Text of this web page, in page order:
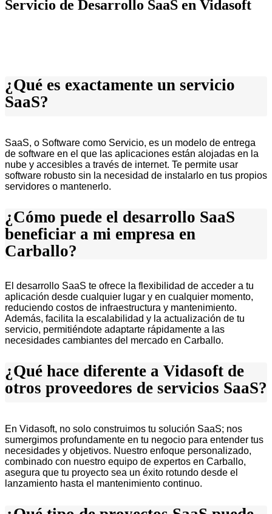
Servicio de Desarrollo SaaS en Vidasoft
¿Qué es exactamente un servicio
SaaS?
SaaS, o Software como Servicio, es un modelo de entrega
de software en el que las aplicaciones están alojadas en la
nube y accesibles a través de internet. Te permite usar
software robusto sin la necesidad de instalarlo en tus propios
servidores o mantenerlo.
¿Cómo puede el desarrollo SaaS
beneficiar a mi empresa en
Carballo?
El desarrollo SaaS te ofrece la flexibilidad de acceder a tu
aplicación desde cualquier lugar y en cualquier momento,
reduciendo costos de infraestructura y mantenimiento.
Además, facilita la escalabilidad y la actualización de tu
servicio, permitiéndote adaptarte rápidamente a las
necesidades cambiantes del mercado en Carballo.
¿Qué hace diferente a Vidasoft de
otros proveedores de servicios SaaS?
En Vidasoft, no solo construimos tu solución SaaS; nos
sumergimos profundamente en tu negocio para entender tus
necesidades y objetivos. Nuestro enfoque personalizado,
combinado con nuestro equipo de expertos en Carballo,
asegura que tu proyecto sea un éxito rotundo desde el
lanzamiento hasta el mantenimiento continuo.